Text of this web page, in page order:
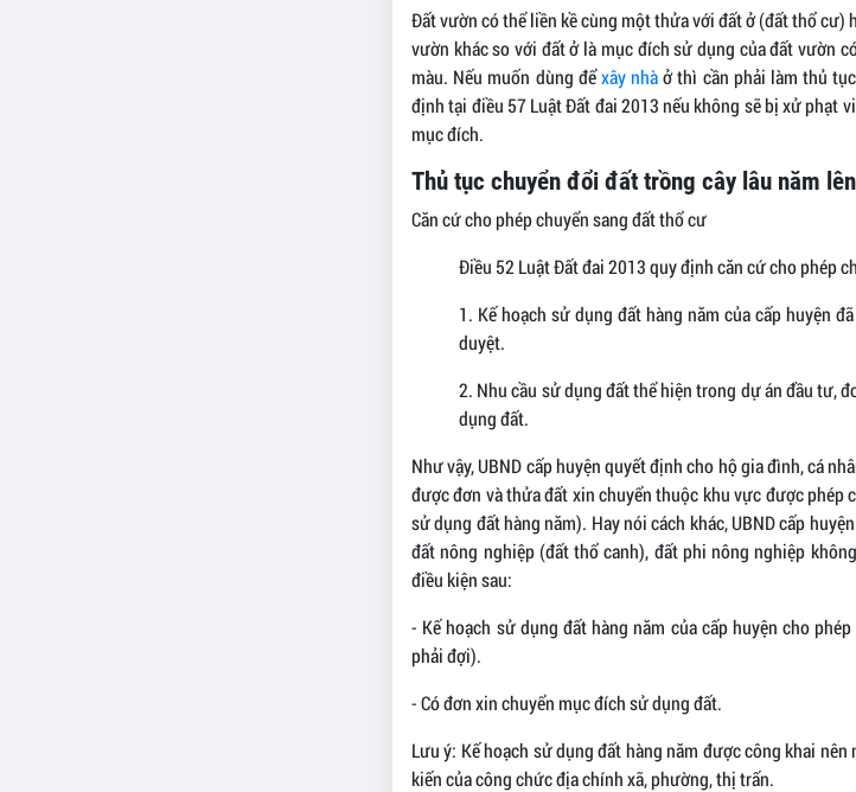
Đất vườn có thể liền kề cùng một thửa với đất ở (đất thổ
vườn khác so với đất ở là mục đích sử dụng của đất vườn
màu. Nếu muốn dùng đểxây nhàở thì cần phải làm thủ
định tại điều 57 Luật Đất đai 2013 nếu không sẽ bị xử phạt
mục đích.
Thủ tục chuyển đổi đất trồng cây lâu năm
Căn cứ cho phép chuyển sang đất thổ cư
Điều 52 Luật Đất đai 2013 quy định căn cứ cho phép
1. Kế hoạch sử dụng đất hàng năm của cấp huyện
duyệt.
2. Nhu cầu sử dụng đất thể hiện trong dự án đầu tư,
dụng đất.
Như vậy, UBND cấp huyện quyết định cho hộ gia đình, cá
được đơn và thửa đất xin chuyển thuộc khu vực được phép
sử dụng đất hàng năm). Hay nói cách khác, UBND cấp
đất nông nghiệp (đất thổ canh), đất phi nông nghiệp
điều kiện sau:
- Kế hoạch sử dụng đất hàng năm của cấp huyện cho
phải đợi).
- Có đơn xin chuyển mục đích sử dụng đất.
Lưu ý: Kế hoạch sử dụng đất hàng năm được công khai
kiến của công chức địa chính xã, phường, thị trấn.